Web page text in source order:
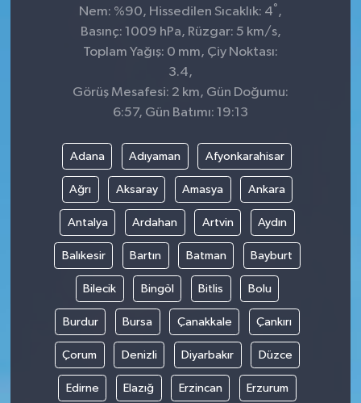
Nem: %90, Hissedilen Sıcaklık: 4° ,
Basınç: 1009 hPa, Rüzgar: 5 km/s,
Toplam Yağış: 0 mm, Çiy Noktası:
3.4,
Görüş Mesafesi: 2 km, Gün Doğumu:
6:57, Gün Batımı: 19:13
Adana Adıyaman Afyonkarahisar
Ağrı Aksaray Amasya Ankara
Antalya Ardahan Artvin Aydın
Balıkesir Bartın Batman Bayburt
Bilecik Bingöl Bitlis Bolu
Burdur Bursa Çanakkale Çankırı
Çorum Denizli Diyarbakır Düzce
Edirne Elazığ Erzincan Erzurum